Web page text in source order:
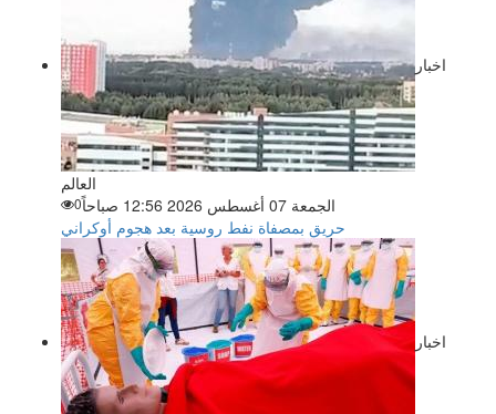
اخبار
العالم
الجمعة 07 أغسطس 2026 12:56 صباحاً
0
حريق بمصفاة نفط روسية بعد هجوم أوكراني
اخبار